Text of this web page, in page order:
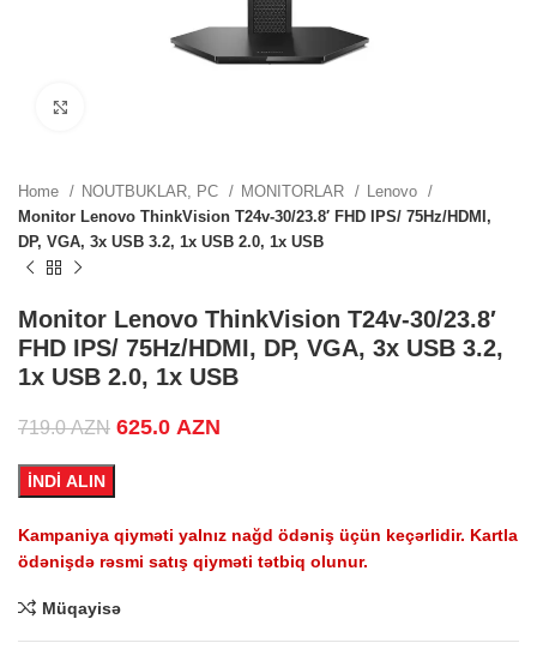
Home NOUTBUKLAR, PC MONITORLAR
Lenovo
Monitor Lenovo ThinkVision T24v-30/23.8′ FHD IPS/ 75Hz/HDMI,
DP, VGA, 3x USB 3.2, 1x USB 2.0, 1x USB
Monitor Lenovo ThinkVision T24v-30/23.8′
FHD IPS/ 75Hz/HDMI, DP, VGA, 3x USB 3.2,
1x USB 2.0, 1x USB
719.0AZN Original price was: 719.0 AZN.
625.0 AZN
İNDİ ALIN
Kampaniya qiyməti yalnız nağd ödəniş üçün keçərlidir. Kartla
ödənişdə rəsmi satış qiyməti tətbiq olunur.
Müqayisə